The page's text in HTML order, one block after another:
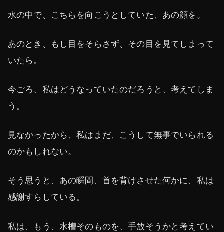
水の中で、こちらを向こうとしていた、あの顔を。
あのとき、もし目をそらさず、その目を見てしまって
いたら。
今ごろ、私はどうなっていたのだろうと、考えてしま
う。
見なかったから、私はまだ、こうして無事でいられる
のかもしれない。
そう思うと、あの瞬間、首を背けさせた何かに、私は
感謝すらしている。
私は、もう、水槽そのものを、手放そうかと考えてい